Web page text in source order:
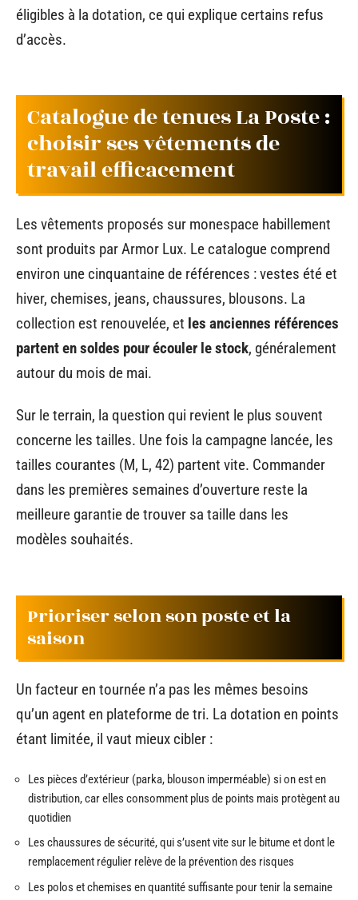
éligibles à la dotation, ce qui explique certains refus
d’accès.
Catalogue de tenues La Poste :
choisir ses vêtements de
travail efficacement
Les vêtements proposés sur monespace habillement
sont produits par Armor Lux. Le catalogue comprend
environ une cinquantaine de références : vestes été et
hiver, chemises, jeans, chaussures, blousons. La
collection est renouvelée, et les anciennes références
partent en soldes pour écouler le stock, généralement
autour du mois de mai.
Sur le terrain, la question qui revient le plus souvent
concerne les tailles. Une fois la campagne lancée, les
tailles courantes (M, L, 42) partent vite. Commander
dans les premières semaines d’ouverture reste la
meilleure garantie de trouver sa taille dans les
modèles souhaités.
Prioriser selon son poste et la
saison
Un facteur en tournée n’a pas les mêmes besoins
qu’un agent en plateforme de tri. La dotation en points
étant limitée, il vaut mieux cibler :
Les pièces d’extérieur (parka, blouson imperméable) si on est en
distribution, car elles consomment plus de points mais protègent au
quotidien
Les chaussures de sécurité, qui s’usent vite sur le bitume et dont le
remplacement régulier relève de la prévention des risques
Les polos et chemises en quantité suffisante pour tenir la semaine